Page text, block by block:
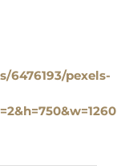
6476193/pexels-